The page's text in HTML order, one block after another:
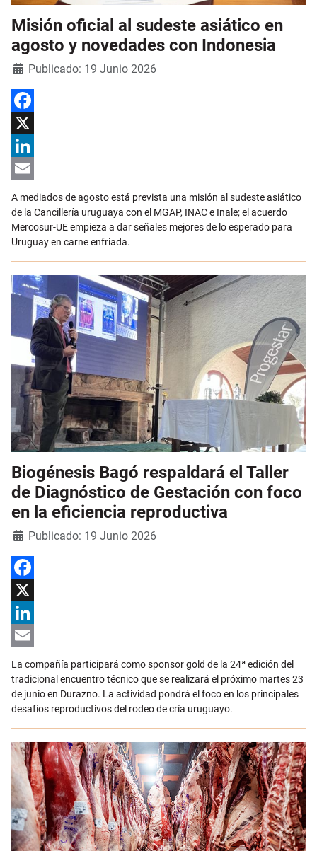
Misión oficial al sudeste asiático en
agosto y novedades con Indonesia
DetallesPublicado: 19 Junio 2026
Facebook
X
LinkedIn
A mediados de agosto está prevista una misión al sudeste asiático
de la Cancillería uruguaya con el MGAP, INAC e Inale; el acuerdo
Mercosur-UE empieza a dar señales mejores de lo esperado para
Uruguay en carne enfriada.
Biogénesis Bagó respaldará el Taller
de Diagnóstico de Gestación con foco
en la eficiencia reproductiva
DetallesPublicado: 19 Junio 2026
Facebook
X
LinkedIn
La compañía participará como sponsor gold de la 24ª edición del
tradicional encuentro técnico que se realizará el próximo martes 23
de junio en Durazno. La actividad pondrá el foco en los principales
desafíos reproductivos del rodeo de cría uruguayo.